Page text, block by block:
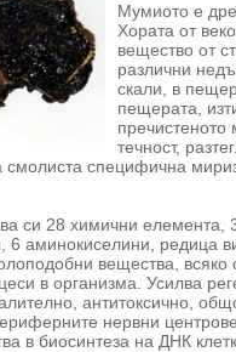
Мумиото е
Хората от
вещество от
различни
скали, в
пещерата,
течност,
специфична
си 28 химични
6 аминокиселини, редица
вещества, всяко
в организма. Усилва
антитоксично,
нервни
в биосинтеза на ДНК